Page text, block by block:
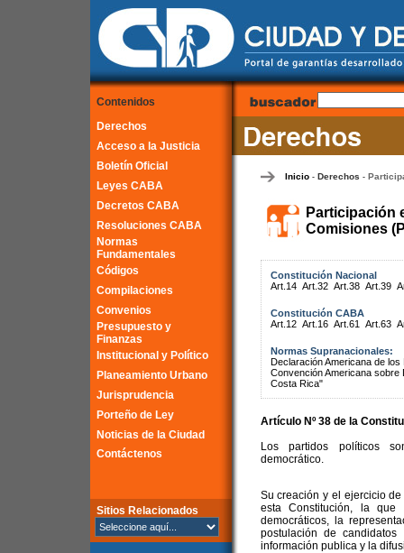
Contenidos
Derechos
Acceso a la Justicia
Boletín Oficial
Leyes CABA
Decretos CABA
Resoluciones CABA
Normas
Fundamentales
Códigos
Compilaciones
Convenios
Presupuesto y
Finanzas
Institucional y Político
Planeamiento Urbano
Jurisprudencia
Porteño de Ley
Noticias de la Ciudad
Contáctenos
Sitios Relacionados
Inicio- Derechos -
Participación
Comisiones
Constitución Nacional
Art.14 Art.32 Art.38 Art.39
Constitución CABA
Art.12 Art.16 Art.61 Art.63
Normas Supranacionales:
Declaración Americana de
Convención Americana
Costa Rica"
Artículo Nº 38 de la
Los partidos políticos
democrático.
Su creación y el ejercicio
esta Constitución, la que
democráticos, la
postulación de
información publica y la